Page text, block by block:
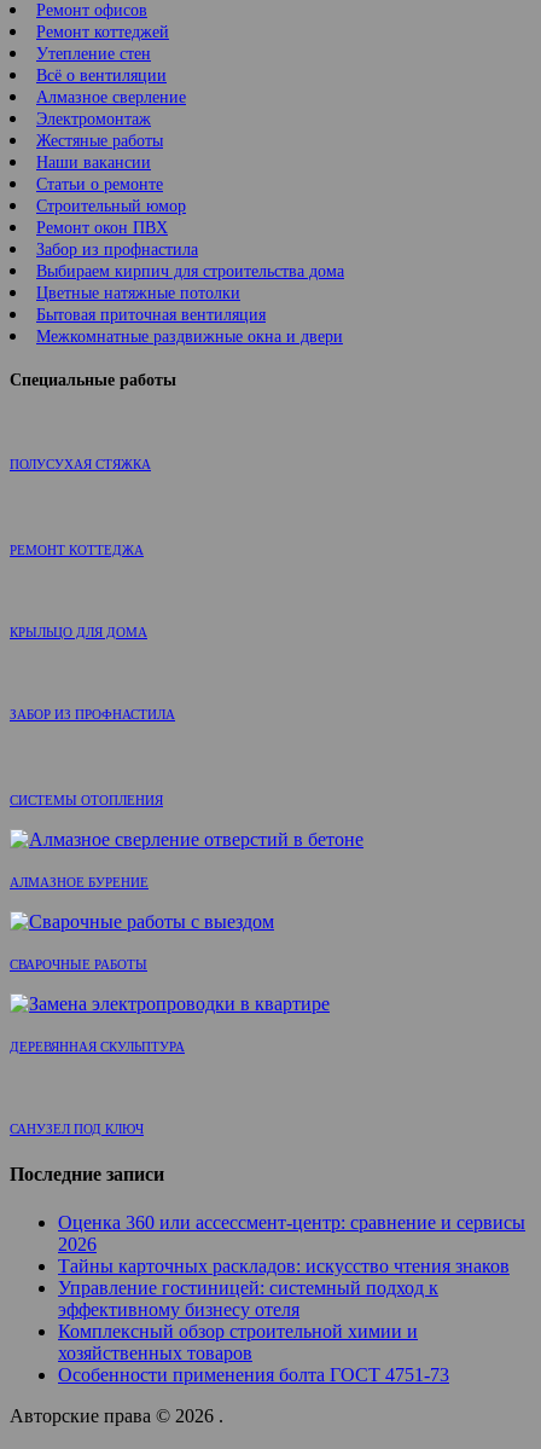
Ремонт офисов
Ремонт коттеджей
Утепление стен
Всё о вентиляции
Алмазное сверление
Электромонтаж
Жестяные работы
Наши вакансии
Статьи о ремонте
Строительный юмор
Ремонт окон ПВХ
Забор из профнастила
Выбираем кирпич для строительства дома
Цветные натяжные потолки
Бытовая приточная вентиляция
Межкомнатные раздвижные окна и двери
Специальные работы
ПОЛУСУХАЯ СТЯЖКА
РЕМОНТ КОТТЕДЖА
КРЫЛЬЦО ДЛЯ ДОМА
ЗАБОР ИЗ ПРОФНАСТИЛА
СИСТЕМЫ ОТОПЛЕНИЯ
АЛМАЗНОЕ БУРЕНИЕ
СВАРОЧНЫЕ РАБОТЫ
ДЕРЕВЯННАЯ СКУЛЬПТУРА
САНУЗЕЛ ПОД КЛЮЧ
Последние записи
Оценка 360 или ассессмент-центр: сравнение и сервисы
2026
Тайны карточных раскладов: искусство чтения знаков
Управление гостиницей: системный подход к
эффективному бизнесу отеля
Комплексный обзор строительной химии и
хозяйственных товаров
Особенности применения болта ГОСТ 4751-73
Авторские права © 2026 .